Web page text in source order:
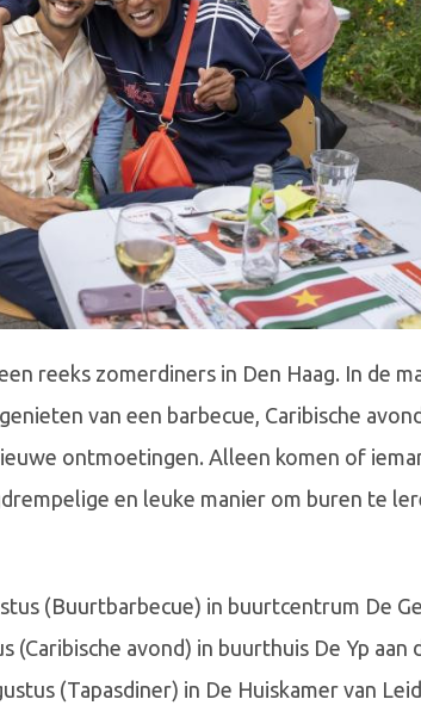
reeks zomerdiners in Den Haag. In de
van een barbecue, Caribische
ontmoetingen. Alleen komen of
en leuke manier om buren te
(Buurtbarbecue) in buurtcentrum De
(Caribische avond) in buurthuis De Yp aan
(Tapasdiner) in De Huiskamer van